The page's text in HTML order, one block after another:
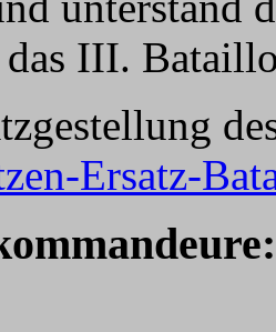
III.
Ersatz-